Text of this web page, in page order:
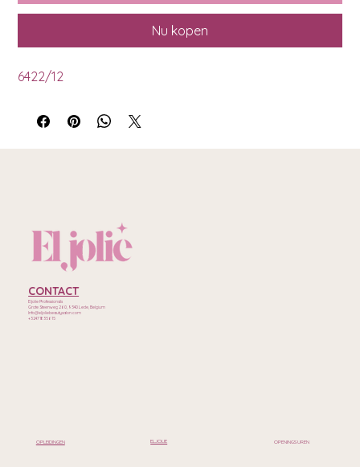
Nu kopen
6422/12
OPENINGSUREN
ELJOLIE
OPLEIDINGEN
CONTACT
Eljolie Professionals
Grote Steenweg 260, 9340 Lede, Belgium
Info@eljoliebeautysalon.com
+32471835615